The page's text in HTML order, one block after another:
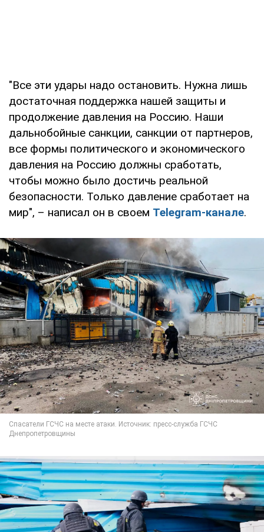
"Все эти удары надо остановить. Нужна лишь
достаточная поддержка нашей защиты и
продолжение давления на Россию. Наши
дальнобойные санкции, санкции от партнеров,
все формы политического и экономического
давления на Россию должны сработать,
чтобы можно было достичь реальной
безопасности. Только давление сработает на
мир", – написал он в своем Telegram-канале.